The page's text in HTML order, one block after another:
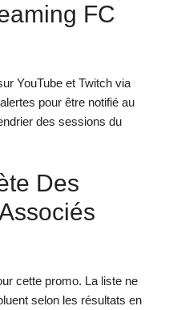
FC
YouTube et Twitch via
pour être notifié au
des sessions du
Des
cette promo. La liste ne
selon les résultats en